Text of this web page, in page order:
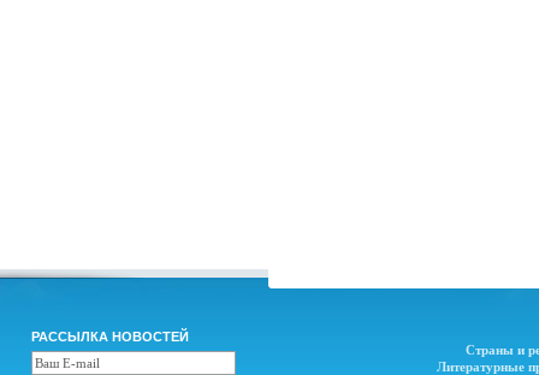
РАССЫЛКА НОВОСТЕЙ
Страны и
Литературные